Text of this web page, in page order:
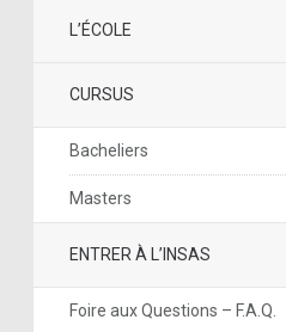
L’ÉCOLE
CURSUS
Bacheliers
Masters
ENTRER À L’INSAS
Foire aux Questions – F.A.Q.